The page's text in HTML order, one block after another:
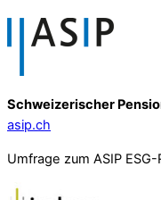
Schweizerischer
asip.ch
Umfrage zum ASIP